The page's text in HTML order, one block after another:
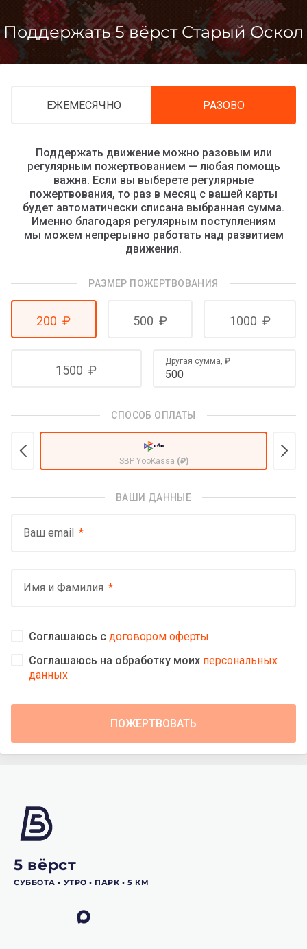
Перейти
контенту
Поддержать 5 вёрст Старый Оскол
ЕЖЕМЕСЯЧНО РАЗОВО
Поддержать движение можно разовым или
регулярным пожертвованием — любая помощь
важна. Если вы выберете регулярные
пожертвования, то раз в месяц с вашей карты
будет автоматически списана выбранная сумма.
Именно благодаря регулярным поступлениям
мы можем непрерывно работать над развитием
движения.
РАЗМЕР ПОЖЕРТВОВАНИЯ
200 ₽ 500 ₽ 1000 ₽
1500 ₽
Другая сумма, ₽
СПОСОБ ОПЛАТЫ
SBP YooKassa (₽)
ВАШИ ДАННЫЕ
Ваш email
Имя и Фамилия
Соглашаюсь с договором оферты
Соглашаюсь на обработку моих персональных
данных
5 вёрст
СУББОТА •‎ УТРО •‎ ПАРК •‎ 5 КМ